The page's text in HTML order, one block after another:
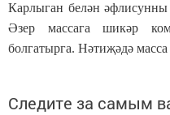
Карлыган белән
Әзер массага шикәр
болгатырга. Нәтиҗәдә
Следите за самым